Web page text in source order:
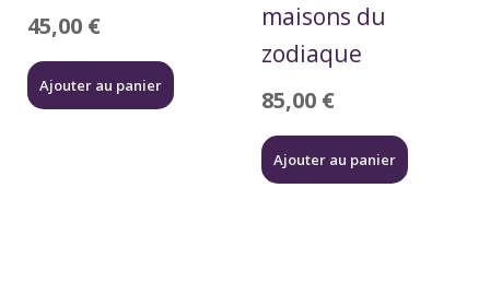
45,00 €
Ajouter au panier
maisons du
zodiaque
85,00 €
Ajouter au panier